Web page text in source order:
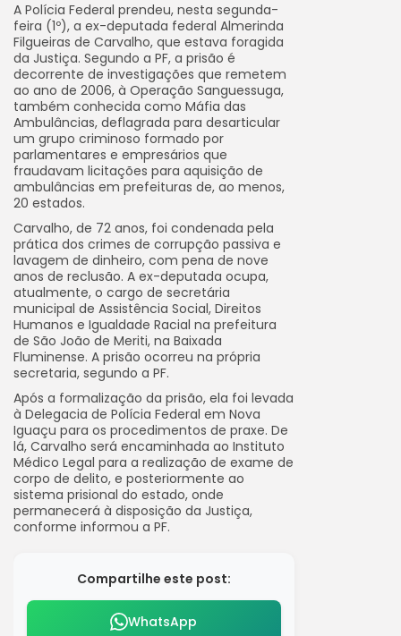
A Polícia Federal prendeu, nesta segunda-
feira (1º), a ex-deputada federal Almerinda
Filgueiras de Carvalho, que estava foragida
da Justiça. Segundo a PF, a prisão é
decorrente de investigações que remetem
ao ano de 2006, à Operação Sanguessuga,
também conhecida como Máfia das
Ambulâncias, deflagrada para desarticular
um grupo criminoso formado por
parlamentares e empresários que
fraudavam licitações para aquisição de
ambulâncias em prefeituras de, ao menos,
20 estados.
Carvalho, de 72 anos, foi condenada pela
prática dos crimes de corrupção passiva e
lavagem de dinheiro, com pena de nove
anos de reclusão. A ex-deputada ocupa,
atualmente, o cargo de secretária
municipal de Assistência Social, Direitos
Humanos e Igualdade Racial na prefeitura
de São João de Meriti, na Baixada
Fluminense. A prisão ocorreu na própria
secretaria, segundo a PF.
Após a formalização da prisão, ela foi levada
à Delegacia de Polícia Federal em Nova
Iguaçu para os procedimentos de praxe. De
lá, Carvalho será encaminhada ao Instituto
Médico Legal para a realização de exame de
corpo de delito, e posteriormente ao
sistema prisional do estado, onde
permanecerá à disposição da Justiça,
conforme informou a PF.
Compartilhe este post:
WhatsApp